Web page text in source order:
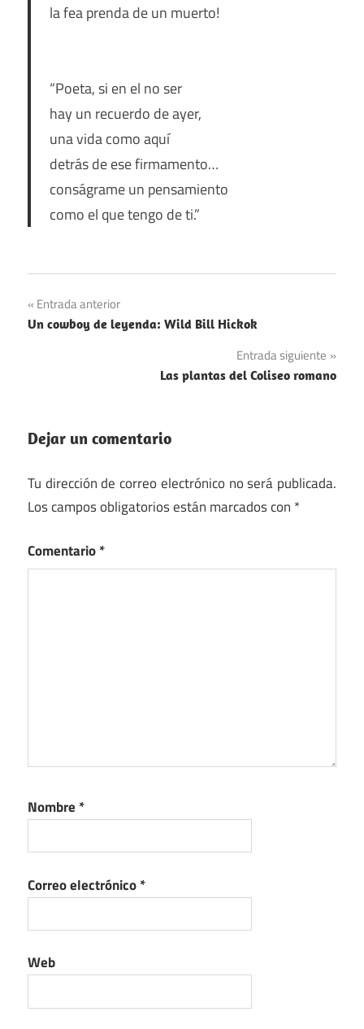
la fea prenda de un muerto!
“Poeta, si en el no ser
hay un recuerdo de ayer,
una vida como aquí
detrás de ese firmamento…
conságrame un pensamiento
como el que tengo de ti.”
Navegación
de
Entrada anterior
Un cowboy de leyenda: Wild Bill Hickok
Entrada siguiente
Las plantas del Coliseo romano
Dejar un comentario
Tu dirección de correo electrónico no será publicada.
Los campos obligatorios están marcados con *
Comentario*
Nombre *
Correo electrónico*
Web